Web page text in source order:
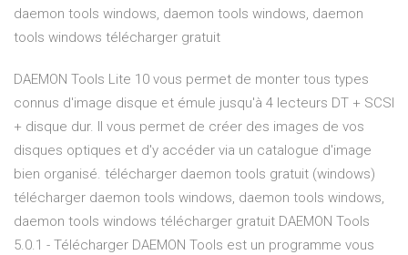
daemon tools windows, daemon tools windows, daemon
tools windows télécharger gratuit
DAEMON Tools Lite 10 vous permet de monter tous types
connus d'image disque et émule jusqu'à 4 lecteurs DT + SCSI
+ disque dur. Il vous permet de créer des images de vos
disques optiques et d'y accéder via un catalogue d'image
bien organisé. télécharger daemon tools gratuit (windows)
télécharger daemon tools windows, daemon tools windows,
daemon tools windows télécharger gratuit DAEMON Tools
5.0.1 - Télécharger DAEMON Tools est un programme vous